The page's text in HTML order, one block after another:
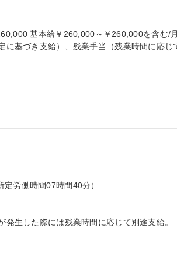
基本給￥260,000～￥260,000を含む/月
に基づき支給）、残業手当（残業時間に応じ
労働時間07時間40分）
発生した際には残業時間に応じて別途支給。